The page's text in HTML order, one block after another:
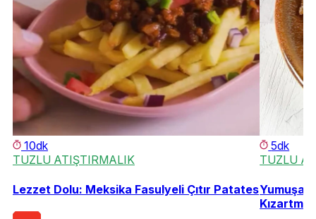
10dk
TUZLU ATIŞTIRMALIK
Lezzet Dolu: Meksika Fasulyeli Çıtır Patates
5dk
TUZLU